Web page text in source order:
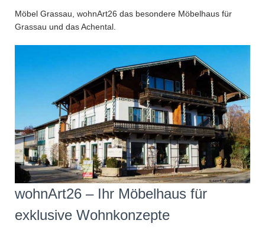
Möbel Grassau, wohnArt26 das besondere Möbelhaus für
Grassau und dasAchental
wohnArt26 – Ihr Möbelhaus für
exklusive Wohnkonzepte